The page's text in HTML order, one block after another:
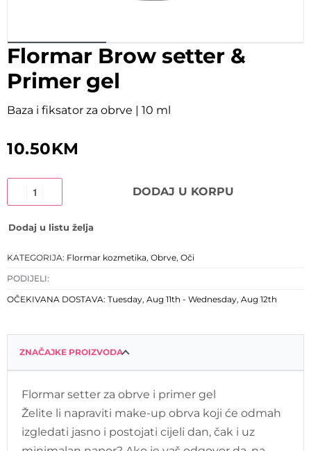
Flormar Brow setter &
Primer gel
Baza i fiksator za obrve | 10 ml
10.50KM
DODAJ U KORPU
Dodaj u listu želja
KATEGORIJA: Flormar kozmetika, Obrve, Oči
PODIJELI:
OČEKIVANA DOSTAVA: Tuesday, Aug 11th - Wednesday, Aug 12th
ZNAČAJKE PROIZVODA
Flormar setter za obrve i primer gel
Želite li napraviti make-up obrva koji će odmah
izgledati jasno i postojati cijeli dan, čak i uz